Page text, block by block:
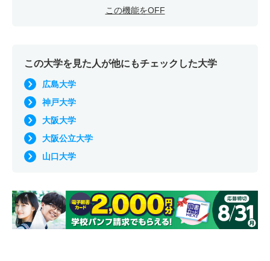
この機能をOFF
この大学を見た人が他にもチェックした大学
広島大学
神戸大学
大阪大学
大阪公立大学
山口大学